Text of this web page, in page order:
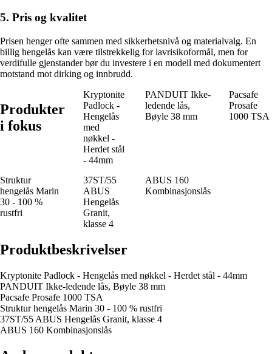
5. Pris og kvalitet
Prisen henger ofte sammen med sikkerhetsnivå og materialvalg. En
billig hengelås kan være tilstrekkelig for lavrisikoformål, men for
verdifulle gjenstander bør du investere i en modell med dokumentert
motstand mot dirking og innbrudd.
Produkter
i fokus
Kryptonite
Padlock -
Hengelås
med
nøkkel -
Herdet stål
- 44mm
PANDUIT Ikke-
ledende lås,
Bøyle 38 mm
Pacsafe
Prosafe
1000 TSA
Struktur
hengelås Marin
30 - 100 %
rustfri
37ST/55
ABUS
Hengelås
Granit,
klasse 4
ABUS 160
Kombinasjonslås
Produktbeskrivelser
Kryptonite Padlock - Hengelås med nøkkel - Herdet stål - 44mm
PANDUIT Ikke-ledende lås, Bøyle 38 mm
Pacsafe Prosafe 1000 TSA
Struktur hengelås Marin 30 - 100 % rustfri
37ST/55 ABUS Hengelås Granit, klasse 4
ABUS 160 Kombinasjonslås